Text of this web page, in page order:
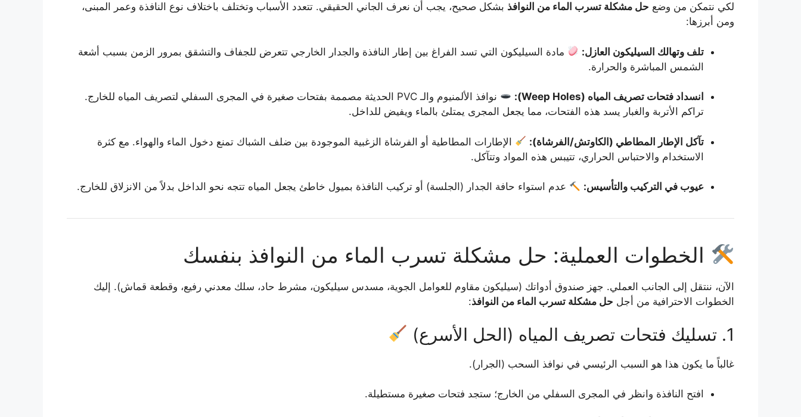
لكي نتمكن من وضع حل مشكلة تسرب الماء من النوافذ بشكل صحيح، يجب أن نعرف الجاني الحقيقي. تتعدد الأسباب وتختلف باختلاف نوع النافذة وعمر المبنى،
ومن أبرزها:
تلف وتهالك السيليكون العازل:
مادة السيليكون التي تسد الفراغ بين إطار النافذة والجدار الخارجي تتعرض للجفاف والتشقق بمرور الزمن بسبب أشعة
الشمس المباشرة والحرارة.
انسداد فتحات تصريف المياه (Weep Holes):
نوافذ الألمنيوم والـ PVC الحديثة مصممة بفتحات صغيرة في المجرى السفلي لتصريف المياه للخارج.
تراكم الأتربة والغبار يسد هذه الفتحات، مما يجعل المجرى يمتلئ بالماء ويفيض للداخل.
تآكل الإطار المطاطي (الكاوتش/الفرشاة):
الإطارات المطاطية أو الفرشاة الزغبية الموجودة بين ضلف الشباك تمنع دخول الماء والهواء. مع كثرة
الاستخدام والاحتباس الحراري، تتيبس هذه المواد وتتآكل.
عيوب في التركيب والتأسيس: عدم استواء حافة الجدار (الجلسة) أو تركيب النافذة بميول خاطئ يجعل المياه تتجه نحو الداخل بدلاً من الانزلاق للخارج.
الخطوات العملية: حل مشكلة تسرب الماء من النوافذ بنفسك
الآن، ننتقل إلى الجانب العملي. جهز صندوق أدواتك (سيليكون مقاوم للعوامل الجوية، مسدس سيليكون، مشرط حاد، سلك معدني رفيع، وقطعة قماش). إليك
الخطوات الاحترافية من أجل حل مشكلة تسرب الماء من النوافذ:
1. تسليك فتحات تصريف المياه (الحل الأسرع)
غالباً ما يكون هذا هو السبب الرئيسي في نوافذ السحب (الجرار).
افتح النافذة وانظر في المجرى السفلي من الخارج؛ ستجد فتحات صغيرة مستطيلة.